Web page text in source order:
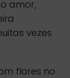
amor,
vezes
flores no